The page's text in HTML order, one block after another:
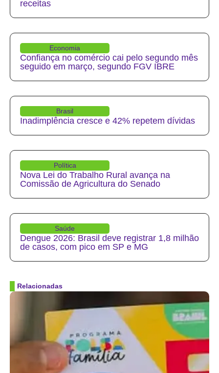
receitas
Economia
Confiança no comércio cai pelo segundo mês
seguido em março, segundo FGV IBRE
Brasil
Inadimplência cresce e 42% repetem dívidas
Política
Nova Lei do Trabalho Rural avança na
Comissão de Agricultura do Senado
Saúde
Dengue 2026: Brasil deve registrar 1,8 milhão
de casos, com pico em SP e MG
Relacionadas